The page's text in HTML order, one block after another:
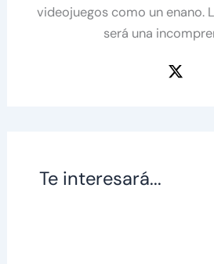
videojuegos como un enano.
será una
Te interesará...